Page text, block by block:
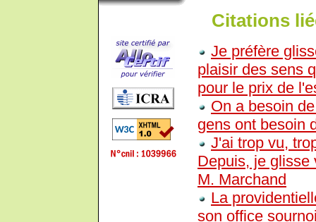
Citations
Je préfère
plaisir des sens
pour le prix de
On a besoin
gens ont besoin
J'ai trop vu,
Depuis, je glisse
M. Marchand
La
son office